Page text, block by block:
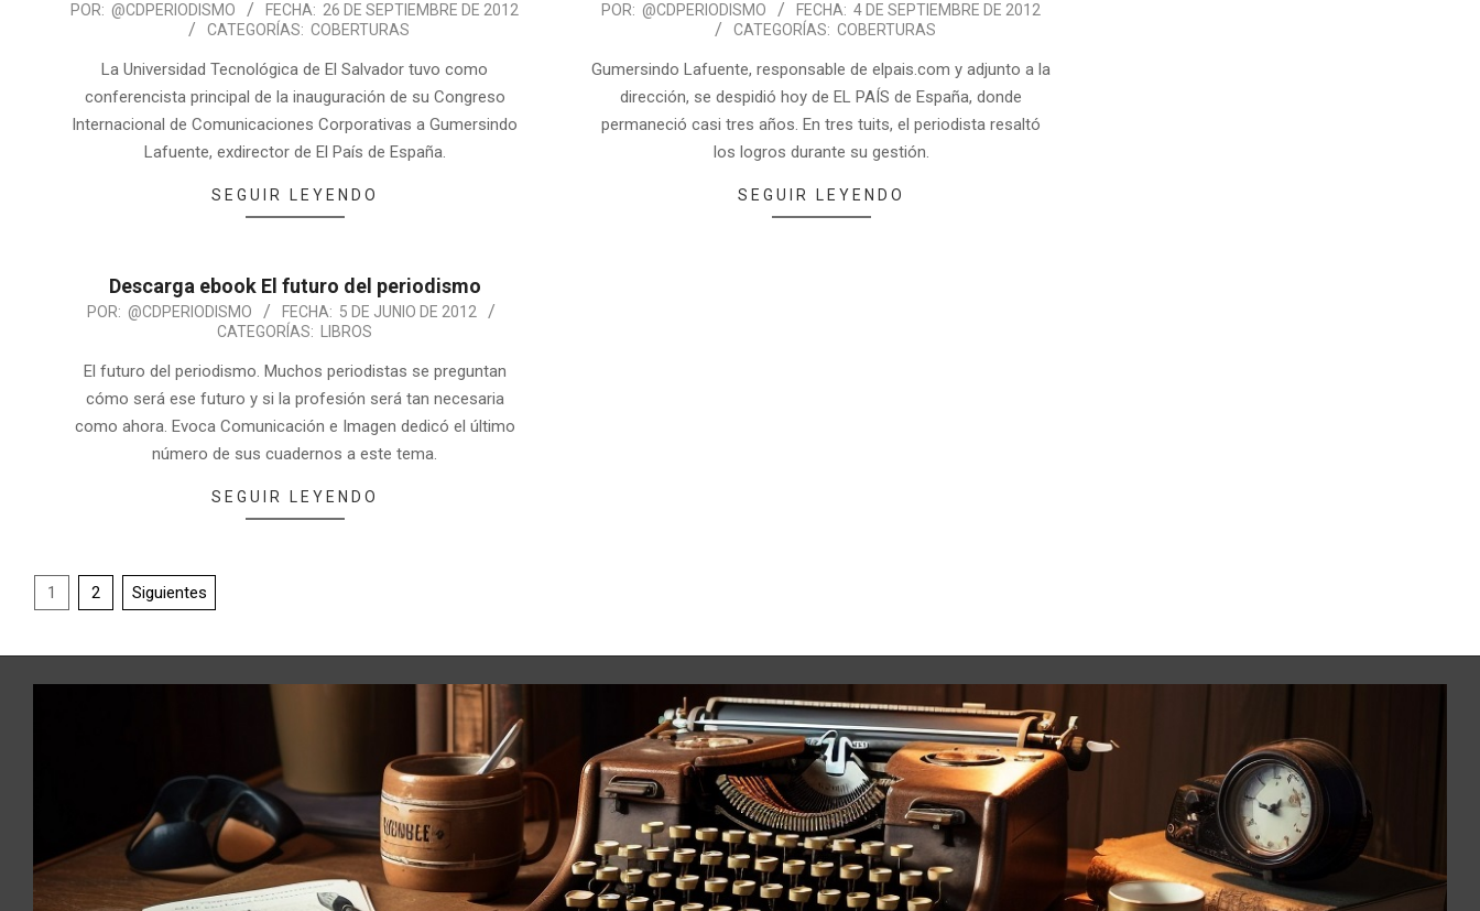
POR: @CDPERIODISMO FECHA: 26 DE SEPTIEMBRE DE 2012
CATEGORÍAS: COBERTURAS
La Universidad Tecnológica de El Salvador tuvo como
conferencista principal de la inauguración de su Congreso
Internacional de Comunicaciones Corporativas a Gumersindo
Lafuente, exdirector de El País de España.
SEGUIR LEYENDO
POR: @CDPERIODISMO FECHA: 4 DE SEPTIEMBRE DE 2012
CATEGORÍAS: COBERTURAS
Gumersindo Lafuente, responsable de elpais.com y adjunto a la
dirección, se despidió hoy de EL PAÍS de España, donde
permaneció casi tres años. En tres tuits, el periodista resaltó
los logros durante su gestión.
SEGUIR LEYENDO
Descarga ebook El futuro del periodismo
POR: @CDPERIODISMO FECHA: 5 DE JUNIO DE 2012
CATEGORÍAS:
LIBROS
El futuro del periodismo. Muchos periodistas se preguntan
cómo será ese futuro y si la profesión será tan necesaria
como ahora. Evoca Comunicación e Imagen dedicó el último
número de sus cuadernos a este tema.
SEGUIR LEYENDO
1 2 Siguientes